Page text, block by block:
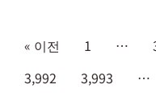
« 이전 1 …
3,992
3,993 …